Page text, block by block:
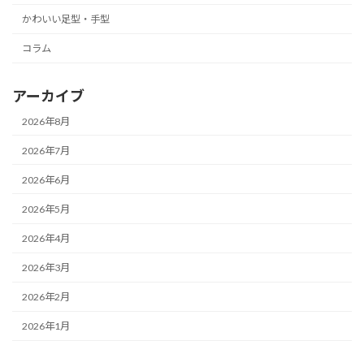
かわいい足型・手型
コラム
アーカイブ
2026年8月
2026年7月
2026年6月
2026年5月
2026年4月
2026年3月
2026年2月
2026年1月